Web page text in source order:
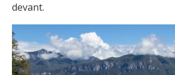
devant.